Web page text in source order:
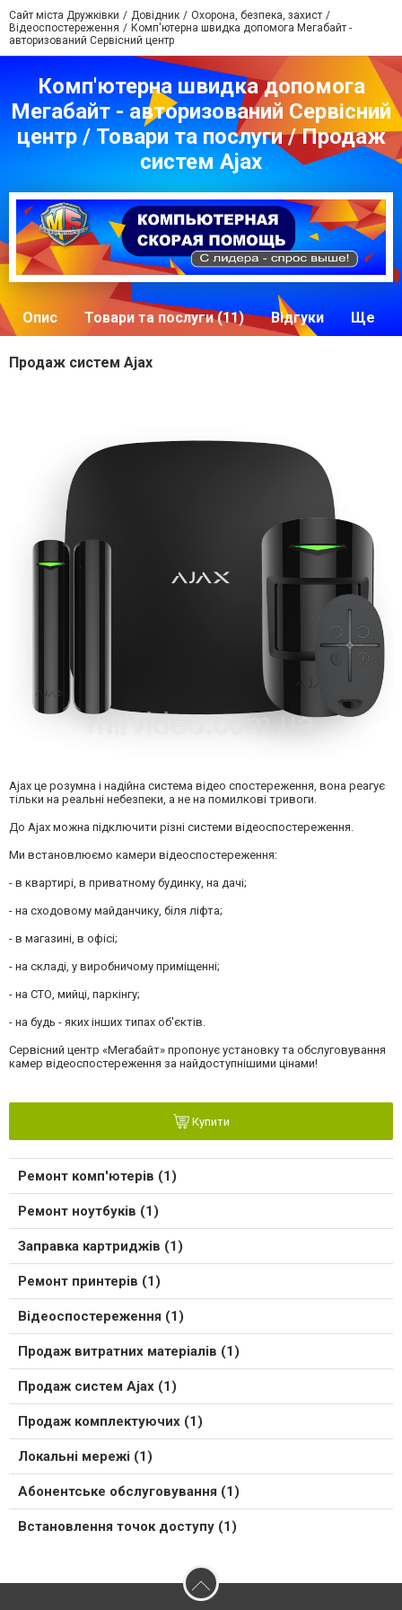
Сайт міста Дружківки Довідник
Охорона, безпека, захист
Відеоспостереження
Комп'ютерна швидка допомога Мегабайт -
авторизований Сервісний центр
Комп'ютерна швидка допомога
Мегабайт - авторизований Сервісний
центр / Товари та послуги / Продаж
систем Ajax
Опис Товари та послуги (11) Відгуки Ще
Продаж систем Ajax
Ajax це розумна і надійна система відео спостереження, вона реагує
тільки на реальні небезпеки, а не на помилкові тривоги.
До Ajax можна підключити різні системи відеоспостереження.
Ми встановлюємо камери відеоспостереження:
- в квартирі, в приватному будинку, на дачі;
- на сходовому майданчику, біля ліфта;
- в магазині, в офісі;
- на складі, у виробничому приміщенні;
- на СТО, мийці, паркінгу;
- на будь - яких інших типах об'єктів.
Сервісний центр «Мегабайт» пропонує установку та обслуговування
камер відеоспостереження за найдоступнішими цінами!
Купити
Ремонт комп'ютерів (1)
Ремонт ноутбуків (1)
Заправка картриджів (1)
Ремонт принтерів (1)
Відеоспостереження (1)
Продаж витратних матеріалів (1)
Продаж систем Ajax (1)
Продаж комплектуючих (1)
Локальні мережі (1)
Абонентське обслуговування (1)
Встановлення точок доступу (1)